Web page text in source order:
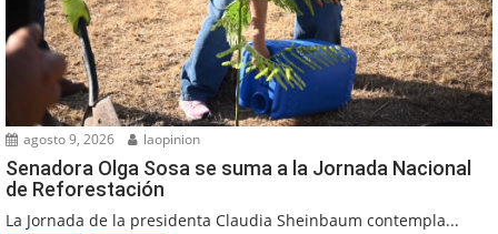
agosto 9, 2026 laopinion
Senadora Olga Sosa se suma a la Jornada Nacional
de Reforestación
La Jornada de la presidenta Claudia Sheinbaum contempla...